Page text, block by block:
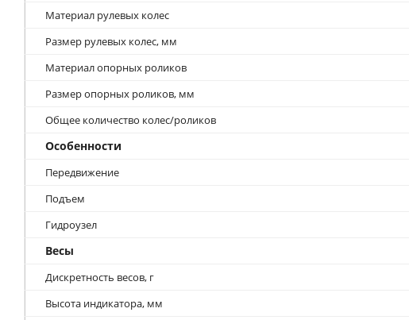
Материал рулевых колес
Размер рулевых колес, мм
Материал опорных роликов
Размер опорных роликов, мм
Общее количество колес/роликов
Особенности
Передвижение
Подъем
Гидроузел
Весы
Дискретность весов, г
Высота индикатора, мм